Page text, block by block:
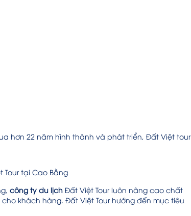
hơn 22 năm hình thành và phát triển, Đất Việt tour
tại Cao Bằng
công ty du lịch Đất Việt Tour luôn nâng cao chất
khách hàng. Đất Việt Tour hướng đến mục tiêu